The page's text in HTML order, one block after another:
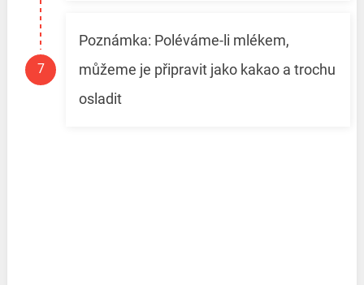
Poznámka: Poléváme-li mlékem,
můžeme je připravit jako kakao a trochu
osladit